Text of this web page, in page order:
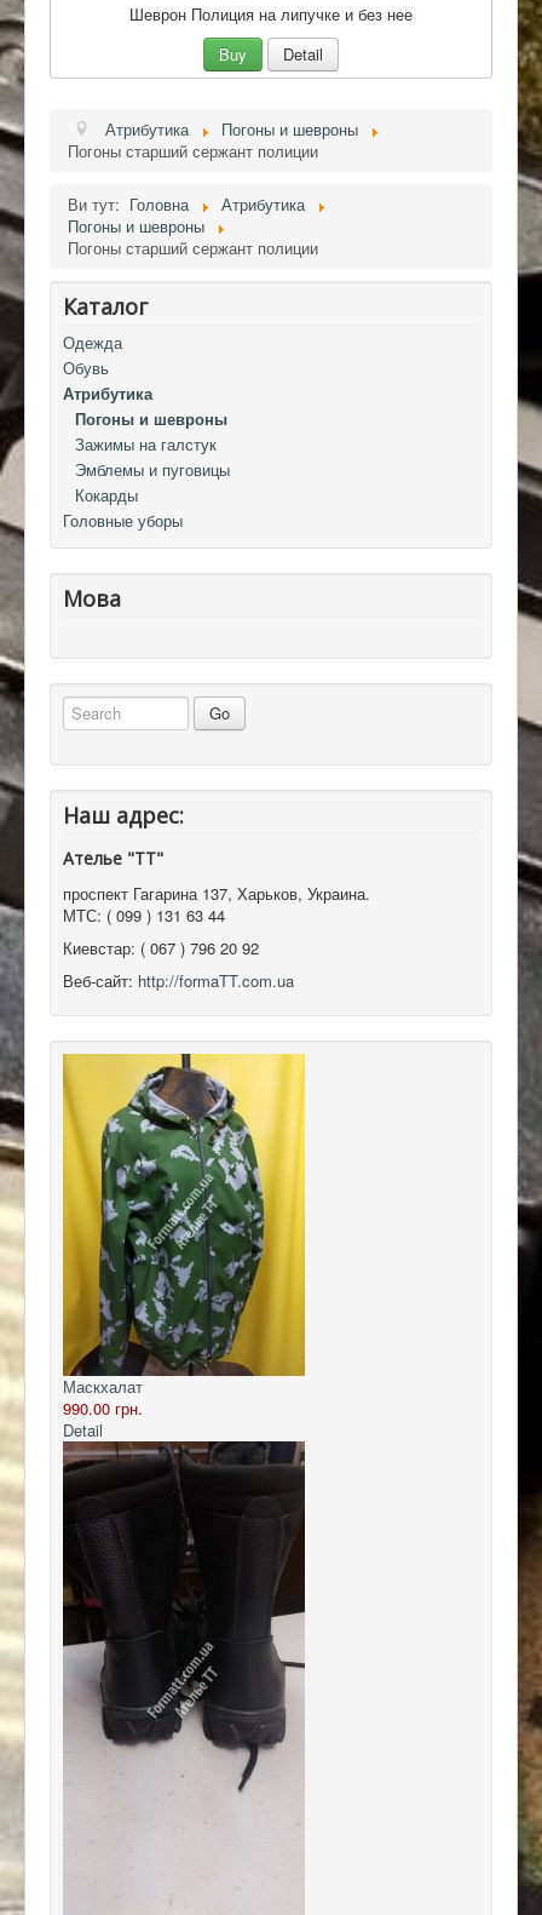
Шеврон Полиция на липучке и без нее
Buy
Detail
Атрибутика
Погоны и шевроны
Погоны старший сержант полиции
Ви тут: Головна
Атрибутика
Погоны и шевроны
Погоны старший сержант полиции
Каталог
Одежда
Обувь
Атрибутика
Погоны и шевроны
Зажимы на галстук
Эмблемы и пуговицы
Кокарды
Головные уборы
Мова
Наш адрес:
Ателье "ТТ"
проспект Гагарина 137, Харьков, Украина.
МТС: ( 099 ) 131 63 44
Киевстар: ( 067 ) 796 20 92
Веб-сайт: http://formaTT.com.ua
Маскхалат
990.00 грн.
Detail